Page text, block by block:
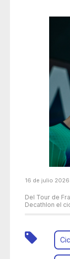
16 de julio 2026
Del Tour de
Decathlon el